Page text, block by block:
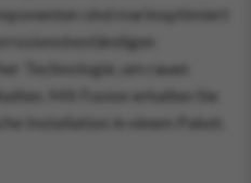
sind marinoptimiert
Technologie, um rauen
Mit Fusion erhalten Sie
Installation in einem Paket.